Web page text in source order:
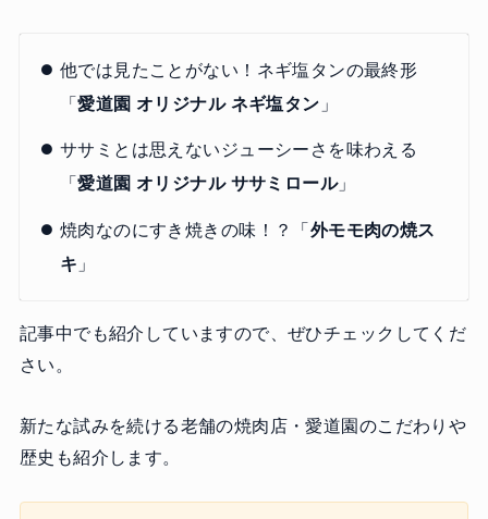
他では見たことがない！ネギ塩タンの最終形
「愛道園 オリジナル ネギ塩タン 」
ササミとは思えないジューシーさを味わえる
「愛道園 オリジナル ササミロール」
焼肉なのにすき焼きの味！？「外モモ肉の焼ス
キ 」
記事中でも紹介していますので、ぜひチェックしてくだ
さい。
新たな試みを続ける老舗の焼肉店・愛道園のこだわりや
歴史も紹介します。